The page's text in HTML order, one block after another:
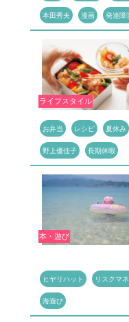
本田秀夫 漫画 発達障
ライフスタイル
お弁当 レシピ 夏休み
野上優佳子 長期休暇
本・遊び
ヒヤリハット リスクマ
海遊び